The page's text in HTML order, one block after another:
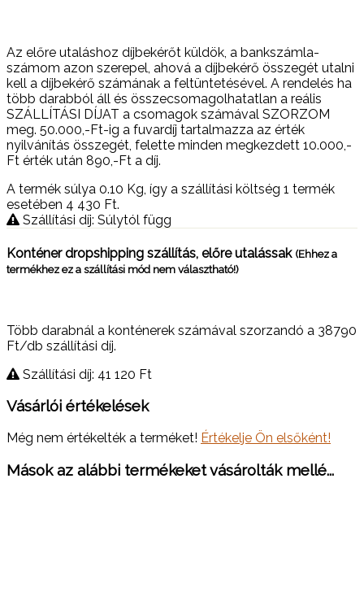
Az előre utaláshoz díjbekérőt küldök, a bankszámla-
számom azon szerepel, ahová a díjbekérő összegét utalni
kell a díjbekérő számának a feltüntetésével. A rendelés ha
több darabból áll és összecsomagolhatatlan a reális
SZÁLLÍTÁSI DÍJAT a csomagok számával SZORZOM
meg. 50.000,-Ft-ig a fuvardíj tartalmazza az érték
nyilvánítás összegét, felette minden megkezdett 10.000,-
Ft érték után 890,-Ft a díj.
A termék súlya 0.10 Kg, így a szállítási költség 1 termék
esetében 4 430 Ft.
Szállítási díj: Súlytól függ
Konténer dropshipping szállítás, előre utalássak (Ehhez a
termékhez ez a szállítási mód nem választható!)
Több darabnál a konténerek számával szorzandó a 38790
Ft/db szállítási díj.
Szállítási díj: 41 120 Ft
Vásárlói értékelések
Még nem értékelték a terméket! Értékelje Ön elsőként!
Mások az alábbi termékeket vásárolták mellé...